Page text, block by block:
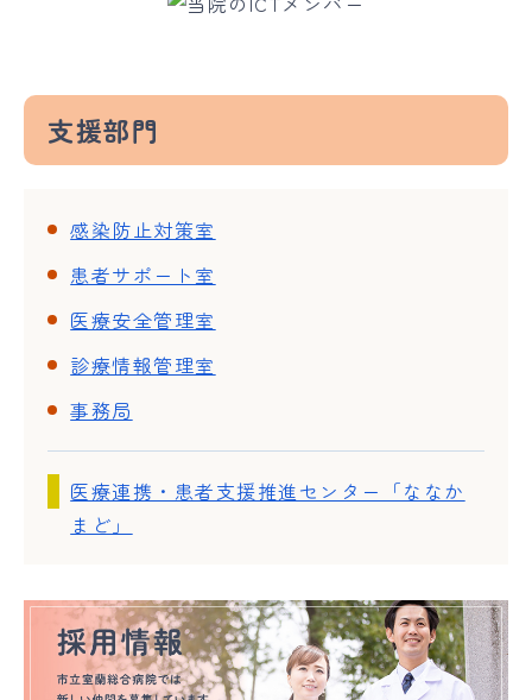
支援部門
感染防止対策室
患者サポート室
医療安全管理室
診療情報管理室
事務局
医療連携・患者支援推進センター「ななか
まど」